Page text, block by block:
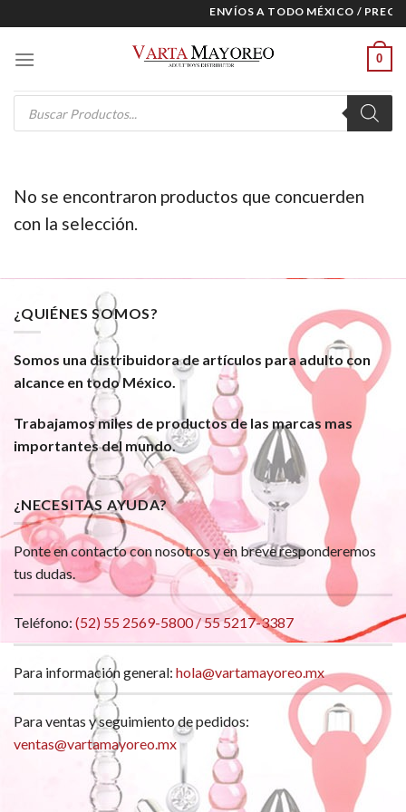
to
content
ENVÍOS A TODO MÉXICO /
0
Products
search
No se encontraron productos que concuerden
con la selección.
¿QUIÉNES SOMOS?
Somos una distribuidora de artículos para adulto con
alcance en todo México.
Trabajamos miles de productos de las marcas mas
importantes del mundo.
¿NECESITAS AYUDA?
Ponte en contacto con nosotros y en breve responderemos
tus dudas.
Teléfono: (52) 55 2569-5800 / 55 5217-3387
Para información general: hola@vartamayoreo.mx
Para ventas y seguimiento de pedidos:
ventas@vartamayoreo.mx